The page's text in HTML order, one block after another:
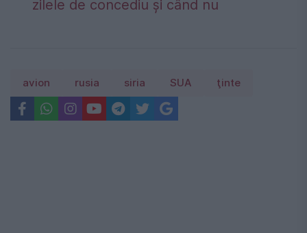
zilele de concediu și când nu
avion rusia siria SUA ţinte